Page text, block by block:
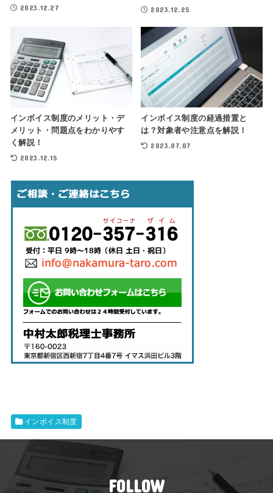
2023.12.27 2023.12.25
インボイス制度のメリット・デ
メリット・問題点をわかりやす
く解説！
2023.12.15
インボイス制度の経過措置と
は？対象者や注意点を解説！
2023.07.07
インボイス制度
FOLLOW